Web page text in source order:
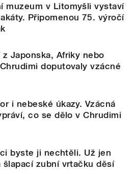
muzeum v Litomyšli vystaví
Připomenou 75. výročí
z Japonska, Afriky nebo
doputovaly vzácné
i nebeské úkazy. Vzácná
co se dělo v Chrudimi
byste ji nechtěli. Už jen
šlapací zubní vrtačku děsí